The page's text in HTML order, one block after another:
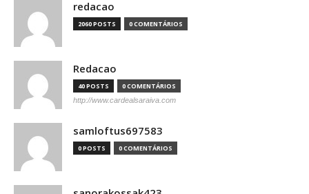
redacao
2060 POSTS 0 COMENTÁRIOS
Redacao
40 POSTS 0 COMENTÁRIOS
http://www.cardealsaraiva.com
samloftus697583
0 POSTS 0 COMENTÁRIOS